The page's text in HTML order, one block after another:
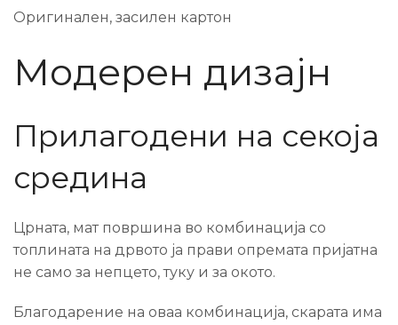
Оригинален, засилен картон
Модерен дизајн
Прилагодени на секоја
средина
Црната, мат површина во комбинација со
топлината на дрвото ја прави опремата пријатна
не само за непцето, туку и за окото.
Благодарение на оваа комбинација, скарата има